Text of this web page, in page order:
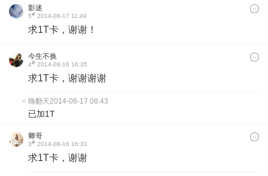
影迷
5# 2014-08-17 11:49
求1T卡，谢谢！
今生不换
4# 2014-08-16 16:35
求1T卡，谢谢谢谢
嗨翻天2014-08-17 08:43
已加1T
卿哥
3# 2014-08-16 16:31
求1T卡，谢谢